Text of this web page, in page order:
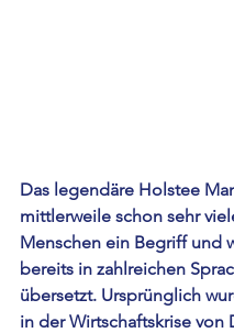
Das legendäre Holstee
mittlerweile schon sehr
Menschen ein Begriff und
bereits in zahlreichen
übersetzt. Ursprünglich
in der Wirtschaftskrise von